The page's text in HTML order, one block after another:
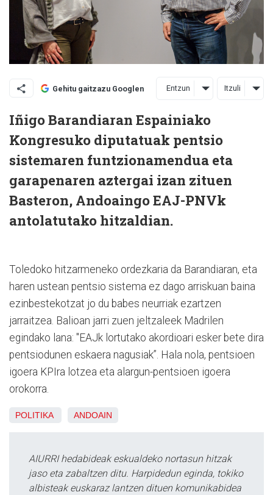
Gehitu gaitzazu Googlen Entzun Itzuli
Iñigo Barandiaran Espainiako
Kongresuko diputatuak pentsio
sistemaren funtzionamendua eta
garapenaren aztergai izan zituen
Basteron, Andoaingo EAJ-PNVk
antolatutako hitzaldian.
Toledoko hitzarmeneko ordezkaria da Barandiaran, eta
haren ustean pentsio sistema ez dago arriskuan baina
ezinbestekotzat jo du babes neurriak ezartzen
jarraitzea. Balioan jarri zuen jeltzaleek Madrilen
egindako lana: "EAJk lortutako akordioari esker bete dira
pentsiodunen eskaera nagusiak”. Hala nola, pentsioen
igoera KPIra lotzea eta alargun-pentsioen igoera
orokorra.
POLITIKA ANDOAIN
AIURRI hedabideak eskualdeko nortasun hitzak
jaso eta zabaltzen ditu. Harpidedun eginda, tokiko
albisteak euskaraz lantzen dituen komunikabidea